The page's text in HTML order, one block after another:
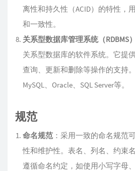
离性和持久性（ACID）的特性，
和一致性。
关系型数据库管理系统（RDBMS）
关系型数据库的软件系统。它提
查询、更新和删除等操作的支持
MySQL、Oracle、SQL Server等。
规范
命名规范 ：采用一致的命名规范
性和维护性。表名、列名、约束
遵循命名约定，如使用小写字母